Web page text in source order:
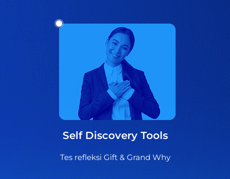
Self Discovery Tools
Tes refleksi Gift & Grand Why